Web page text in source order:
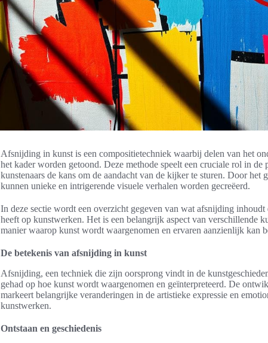
Afsnijding in kunst is een compositietechniek waarbij delen van het
het kader worden getoond. Deze methode speelt een cruciale rol in de
kunstenaars de kans om de aandacht van de kijker te sturen. Door
kunnen unieke en intrigerende visuele verhalen worden gecreëerd.
In deze sectie wordt een overzicht gegeven van wat afsnijding
heeft op kunstwerken. Het is een belangrijk aspect van verschillende
manier waarop kunst wordt waargenomen en ervaren aanzienlijk kan
De betekenis van afsnijding in kunst
Afsnijding, een techniek die zijn oorsprong vindt in de
gehad op hoe kunst wordt waargenomen en geïnterpreteerd. De
markeert belangrijke veranderingen in de artistieke expressie en
kunstwerken.
Ontstaan en geschiedenis